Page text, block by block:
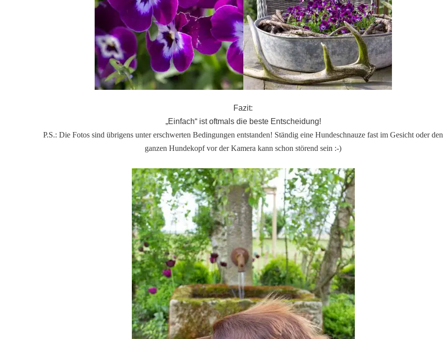
Fazit:
„Einfach“ ist oftmals die beste Entscheidung!
P.S.: Die Fotos sind übrigens unter erschwerten Bedingungen entstanden! Ständig eine Hundeschnauze fast im Gesicht oder den
ganzen Hundekopf vor der Kamera kann schon störend sein :-)